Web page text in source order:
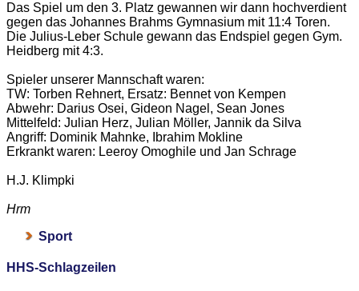
Das Spiel um den 3. Platz gewannen wir dann hochverdient
gegen das Johannes Brahms Gymnasium mit 11:4 Toren.
Die Julius-Leber Schule gewann das Endspiel gegen Gym.
Heidberg mit 4:3.
Spieler unserer Mannschaft waren:
TW: Torben Rehnert, Ersatz: Bennet von Kempen
Abwehr: Darius Osei, Gideon Nagel, Sean Jones
Mittelfeld: Julian Herz, Julian Möller, Jannik da Silva
Angriff: Dominik Mahnke, Ibrahim Mokline
Erkrankt waren: Leeroy Omoghile und Jan Schrage
H.J. Klimpki
Hrm
Sport
HHS-Schlagzeilen